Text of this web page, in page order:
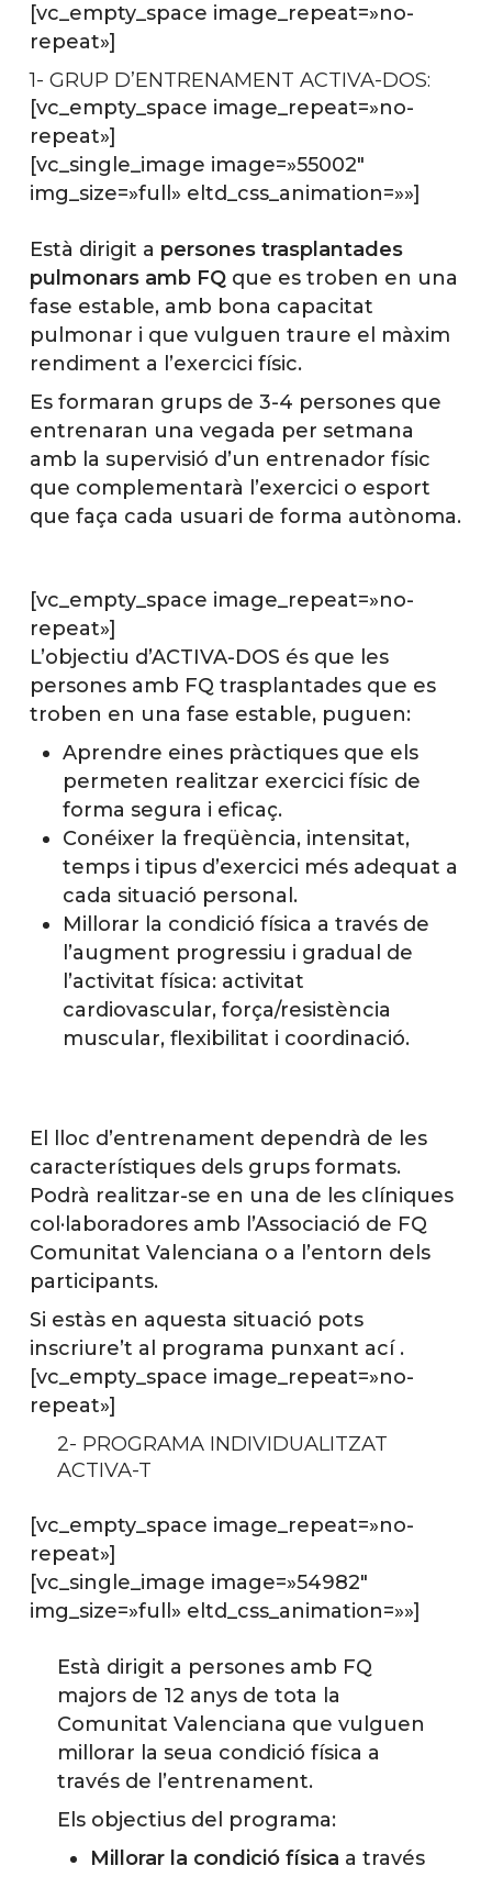
[vc_empty_space image_repeat=»no-
repeat»]
1- GRUP D’ENTRENAMENT ACTIVA-DOS:
[vc_empty_space image_repeat=»no-
repeat»]
[vc_single_image image=»55002″
img_size=»full» eltd_css_animation=»»]
Està dirigit a persones trasplantades
pulmonars amb FQque es troben en una
fase estable, amb bona capacitat
pulmonar i que vulguen traure el màxim
rendiment a l’exercici físic.
Es formaran grups de 3-4 persones que
entrenaran una vegada per setmana
amb la supervisió d’un entrenador físic
que complementarà l’exercici o esport
que faça cada usuari de forma autònoma.
[vc_empty_space image_repeat=»no-
repeat»]
L’objectiu d’ACTIVA-DOS és que les
persones amb FQ trasplantades que es
troben en una fase estable, puguen:
Aprendre eines pràctiques que els
permeten realitzar exercici físic de
forma segura i eficaç.
Conéixer la freqüència, intensitat,
temps i tipus d’exercici més adequat a
cada situació personal.
Millorar la condició física a través de
l’augment progressiu i gradual de
l’activitat física: activitat
cardiovascular, força/resistència
muscular, flexibilitat i coordinació.
El lloc d’entrenament dependrà de les
característiques dels grups formats.
Podrà realitzar-se en una de les clíniques
col·laboradores amb l’Associació de FQ
Comunitat Valenciana o a l’entorn dels
participants.
Si estàs en aquesta situació pots
inscriure’t al programa punxant ací .
[vc_empty_space image_repeat=»no-
repeat»]
2- PROGRAMA INDIVIDUALITZAT
ACTIVA-T
[vc_empty_space image_repeat=»no-
repeat»]
[vc_single_image image=»54982″
img_size=»full» eltd_css_animation=»»]
Està dirigit a persones amb FQ
majors de 12 anys de tota la
Comunitat Valenciana que vulguen
millorar la seua condició física a
través de l’entrenament.
Els objectius del programa:
Millorar la condició física a través